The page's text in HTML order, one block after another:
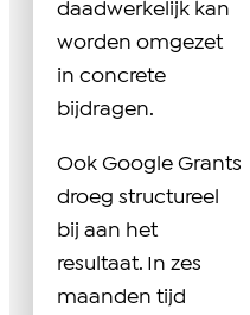
daadwerkelijk kan
worden omgezet
in concrete
bijdragen.
Ook Google Grants
droeg structureel
bij aan het
resultaat. In zes
maanden tijd